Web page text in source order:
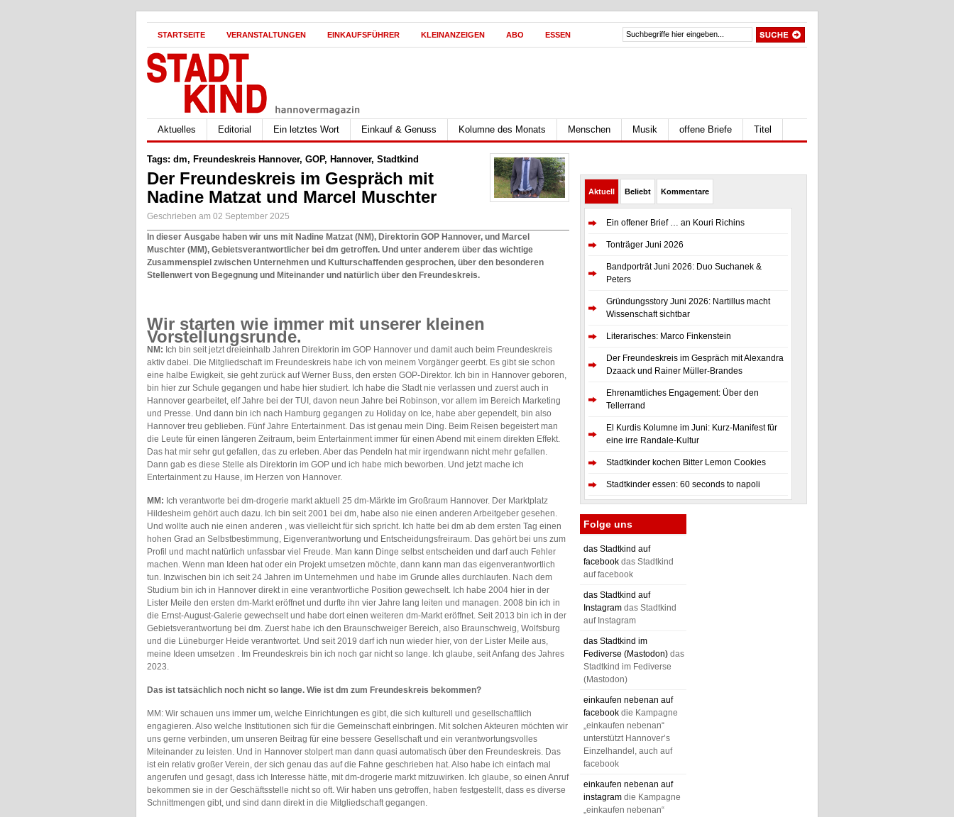
STARTSEITE VERANSTALTUNGEN EINKAUFSFÜHRER KLEINANZEIGEN ABO ESSEN
Aktuelles Editorial Ein letztes Wort Einkauf & Genuss Kolumne des Monats Menschen Musik offene Briefe Titel
Tags: dm, Freundeskreis Hannover, GOP, Hannover, Stadtkind
Der Freundeskreis im Gespräch mit
Nadine Matzat und Marcel Muschter
Geschrieben am 02 September 2025
In dieser Ausgabe haben wir uns mit Nadine Matzat (NM), Direktorin GOP Hannover, und Marcel
Muschter (MM), Gebietsverantwortlicher bei dm getroffen. Und unter anderem über das wichtige
Zusammenspiel zwischen Unternehmen und Kulturschaffenden gesprochen, über den besonderen
Stellenwert von Begegnung und Miteinander und natürlich über den Freundeskreis.
Wir starten wie immer mit unserer kleinen
Vorstellungsrunde.
NM: Ich bin seit jetzt dreieinhalb Jahren Direktorin im GOP Hannover und damit auch beim Freundeskreis
aktiv dabei. Die Mitgliedschaft im Freundeskreis habe ich von meinem Vorgänger geerbt. Es gibt sie schon
eine halbe Ewigkeit, sie geht zurück auf Werner Buss, den ersten GOP-Direktor. Ich bin in Hannover geboren,
bin hier zur Schule gegangen und habe hier studiert. Ich habe die Stadt nie verlassen und zuerst auch in
Hannover gearbeitet, elf Jahre bei der TUI, davon neun Jahre bei Robinson, vor allem im Bereich Marketing
und Presse. Und dann bin ich nach Hamburg gegangen zu Holiday on Ice, habe aber gependelt, bin also
Hannover treu geblieben. Fünf Jahre Entertainment. Das ist genau mein Ding. Beim Reisen begeistert man
die Leute für einen längeren Zeitraum, beim Entertainment immer für einen Abend mit einem direkten Effekt.
Das hat mir sehr gut gefallen, das zu erleben. Aber das Pendeln hat mir irgendwann nicht mehr gefallen.
Dann gab es diese Stelle als Direktorin im GOP und ich habe mich beworben. Und jetzt mache ich
Entertainment zu Hause, im Herzen von Hannover.
MM: Ich verantworte bei dm-drogerie markt aktuell 25 dm-Märkte im Großraum Hannover. Der Marktplatz
Hildesheim gehört auch dazu. Ich bin seit 2001 bei dm, habe also nie einen anderen Arbeitgeber gesehen.
Und wollte auch nie einen anderen , was vielleicht für sich spricht. Ich hatte bei dm ab dem ersten Tag einen
hohen Grad an Selbstbestimmung, Eigenverantwortung und Entscheidungsfreiraum. Das gehört bei uns zum
Profil und macht natürlich unfassbar viel Freude. Man kann Dinge selbst entscheiden und darf auch Fehler
machen. Wenn man Ideen hat oder ein Projekt umsetzen möchte, dann kann man das eigenverantwortlich
tun. Inzwischen bin ich seit 24 Jahren im Unternehmen und habe im Grunde alles durchlaufen. Nach dem
Studium bin ich in Hannover direkt in eine verantwortliche Position gewechselt. Ich habe 2004 hier in der
Lister Meile den ersten dm-Markt eröffnet und durfte ihn vier Jahre lang leiten und managen. 2008 bin ich in
die Ernst-August-Galerie gewechselt und habe dort einen weiteren dm-Markt eröffnet. Seit 2013 bin ich in der
Gebietsverantwortung bei dm. Zuerst habe ich den Braunschweiger Bereich, also Braunschweig, Wolfsburg
und die Lüneburger Heide verantwortet. Und seit 2019 darf ich nun wieder hier, von der Lister Meile aus,
meine Ideen umsetzen . Im Freundeskreis bin ich noch gar nicht so lange. Ich glaube, seit Anfang des Jahres
2023.
Das ist tatsächlich noch nicht so lange. Wie ist dm zum Freundeskreis bekommen?
MM: Wir schauen uns immer um, welche Einrichtungen es gibt, die sich kulturell und gesellschaftlich
engagieren. Also welche Institutionen sich für die Gemeinschaft einbringen. Mit solchen Akteuren möchten wir
uns gerne verbinden, um unseren Beitrag für eine bessere Gesellschaft und ein verantwortungsvolles
Miteinander zu leisten. Und in Hannover stolpert man dann quasi automatisch über den Freundeskreis. Das
ist ein relativ großer Verein, der sich genau das auf die Fahne geschrieben hat. Also habe ich einfach mal
angerufen und gesagt, dass ich Interesse hätte, mit dm-drogerie markt mitzuwirken. Ich glaube, so einen Anruf
bekommen sie in der Geschäftsstelle nicht so oft. Wir haben uns getroffen, haben festgestellt, dass es diverse
Schnittmengen gibt, und sind dann direkt in die Mitgliedschaft gegangen.
Aktuell Beliebt Kommentare
Ein offener Brief … an Kouri Richins
Tonträger Juni 2026
Bandporträt Juni 2026: Duo Suchanek &
Peters
Gründungsstory Juni 2026: Nartillus macht
Wissenschaft sichtbar
Literarisches: Marco Finkenstein
Der Freundeskreis im Gespräch mit Alexandra
Dzaack und Rainer Müller-Brandes
Ehrenamtliches Engagement: Über den
Tellerrand
El Kurdis Kolumne im Juni: Kurz-Manifest für
eine irre Randale-Kultur
Stadtkinder kochen Bitter Lemon Cookies
Stadtkinder essen: 60 seconds to napoli
Folge uns
das Stadtkind auf
facebook das Stadtkind
auf facebook
das Stadtkind auf
Instagram das Stadtkind
auf Instagram
das Stadtkind im
Fediverse (Mastodon) das
Stadtkind im Fediverse
(Mastodon)
einkaufen nebenan auf
facebook die Kampagne
„einkaufen nebenan“
unterstützt Hannover’s
Einzelhandel, auch auf
facebook
einkaufen nebenan auf
instagram die Kampagne
„einkaufen nebenan“